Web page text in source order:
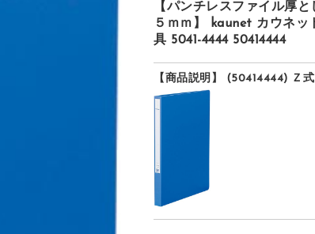
【パンチレスファイル厚
５ｍｍ】 kaunet カウネッ
具 5041-4444 50414444
【商品説明】 (50414444) Ｚ